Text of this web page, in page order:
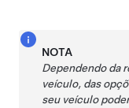
NOTA
Dependendo da
veículo, das
seu veículo